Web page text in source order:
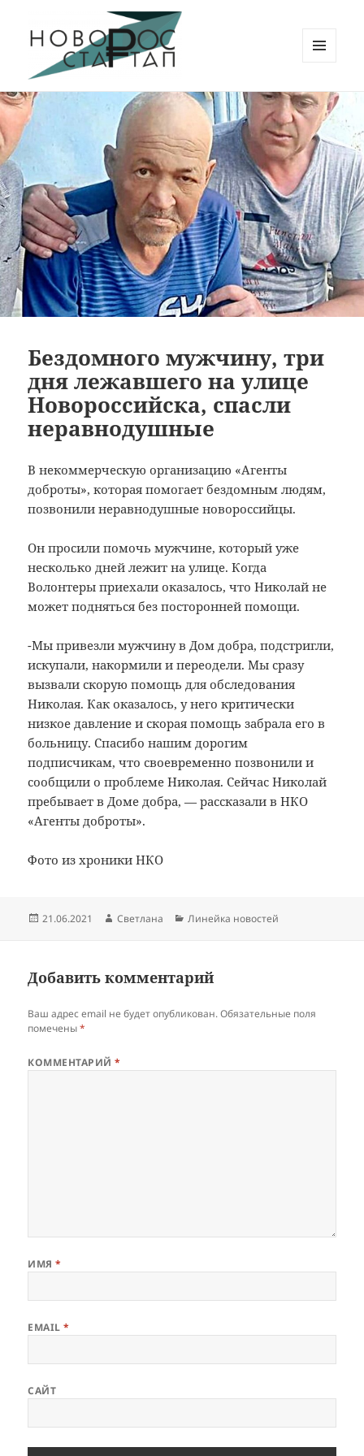
Новорос Стартап
ВИДЖЕТЫ
Бездомного мужчину, три
дня лежавшего на улице
Новороссийска, спасли
неравнодушные
В некоммерческую организацию «Агенты
доброты», которая помогает бездомным людям,
позвонили неравнодушные новороссийцы.
Он просили помочь мужчине, который уже
несколько дней лежит на улице. Когда
Волонтеры приехали оказалось, что Николай не
может подняться без посторонней помощи.
-Мы привезли мужчину в Дом добра, подстригли,
искупали, накормили и переодели. Мы сразу
вызвали скорую помощь для обследования
Николая. Как оказалось, у него критически
низкое давление и скорая помощь забрала его в
больницу. Спасибо нашим дорогим
подписчикам, что своевременно позвонили и
сообщили о проблеме Николая. Сейчас Николай
пребывает в Доме добра, — рассказали в НКО
«Агенты доброты».
Фото из хроники НКО
Опубликовано
21.06.2021 Автор
Светлана Рубрики
Линейка новостей
Добавить комментарий
Ваш адрес email не будет опубликован. Обязательные поля
помечены*
КОММЕНТАРИЙ*
ИМЯ*
EMAIL*
САЙТ